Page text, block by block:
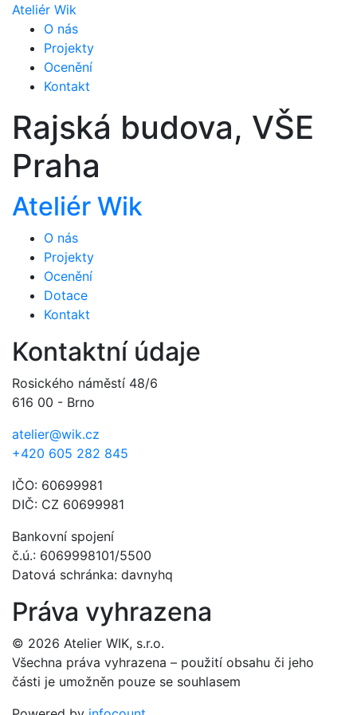
Ateliér Wik
O nás
Projekty
Ocenění
Kontakt
Rajská budova, VŠE
Praha
Ateliér Wik
O nás
Projekty
Ocenění
Dotace
Kontakt
Kontaktní údaje
Rosického náměstí 48/6
616 00 - Brno
atelier@wik.cz
+420 605 282 845
IČO: 60699981
DIČ: CZ 60699981
Bankovní spojení
č.ú.: 6069998101/5500
Datová schránka: davnyhq
Práva vyhrazena
© 2026 Atelier WIK, s.r.o.
Všechna práva vyhrazena – použití obsahu či jeho
části je umožněn pouze se souhlasem